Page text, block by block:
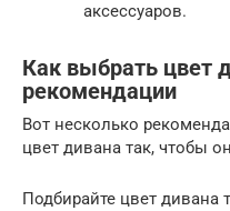
аксессуаров.
Как выбрать цвет
рекомендации
Вот несколько
цвет дивана так, чтобы
Подбирайте цвет дивана